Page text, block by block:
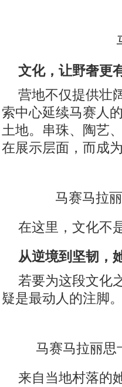
文化，让野奢更
营地不仅提供壮
索中心延续马赛人
土地。串珠、陶艺
在展示层面，而成
马赛马拉
在这里，文化不
从逆境到坚韧，
若要为这段文化
疑是最动人的注脚。
马赛马拉丽思
来自当地村落的